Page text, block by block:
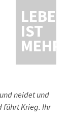
LEBEN
IST
MEHR
neidet und
führt Krieg. Ihr